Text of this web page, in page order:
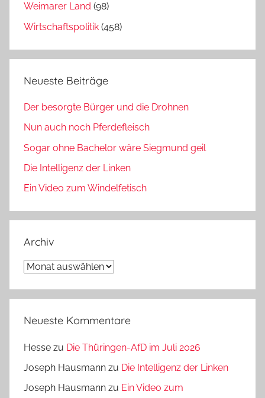
Weimarer Land (98)
Wirtschaftspolitik (458)
Neueste Beiträge
Der besorgte Bürger und die Drohnen
Nun auch noch Pferdefleisch
Sogar ohne Bachelor wäre Siegmund geil
Die Intelligenz der Linken
Ein Video zum Windelfetisch
Archiv
Archiv
Neueste Kommentare
Hesse zu Die Thüringen-AfD im Juli 2026
Joseph Hausmann zu Die Intelligenz der Linken
Joseph Hausmann zu Ein Video zum